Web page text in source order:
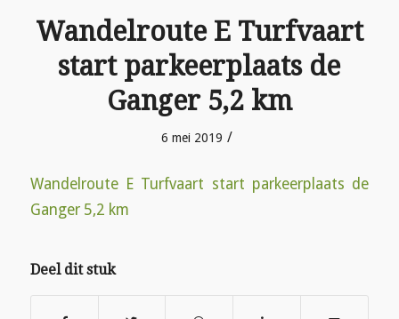
Wandelroute E Turfvaart
start parkeerplaats de
Ganger 5,2 km
6 mei 2019 /
Wandelroute E Turfvaart start parkeerplaats de
Ganger 5,2 km
Deel dit stuk